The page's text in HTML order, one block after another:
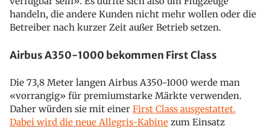
handeln, die andere Kunden nicht mehr wollen oder die
Betreiber nach kurzer Zeit außer Betrieb setzen.
Airbus A350-1000 bekommen First Class
Die 73,8 Meter langen Airbus A350-1000 werde man
«vorrangig» für premiumstarke Märkte verwenden.
Daher würden sie mit einer First Class ausgestattet.
Dabei wird die neue Allegris-Kabine zum Einsatz